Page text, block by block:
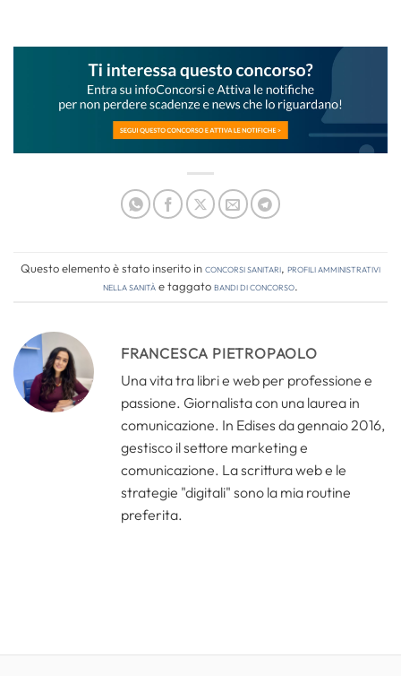
Questo elemento è stato inserito inConcorsi Sanitari, Profili amministrativi
nella sanitàe taggatobandi di concorso.
FRANCESCA PIETROPAOLO
Una vita tra libri e web per professione e
passione. Giornalista con una laurea in
comunicazione. In Edises da gennaio 2016,
gestisco il settore marketing e
comunicazione. La scrittura web e le
strategie "digitali" sono la mia routine
preferita.